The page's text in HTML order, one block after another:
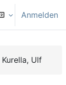
umschalten
Anmelden
Kurella, Ulf